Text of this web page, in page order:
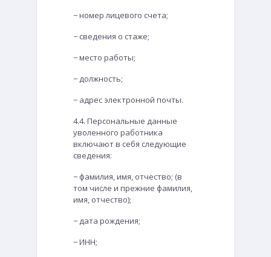
− номер лицевого счета;
− сведения о стаже;
− место работы;
− должность;
− адрес электронной почты.
4.4. Персональные данные
уволенного работника
включают в себя следующие
сведения:
− фамилия, имя, отчество; (в
том числе и прежние фамилия,
имя, отчество);
− дата рождения;
− ИНН;